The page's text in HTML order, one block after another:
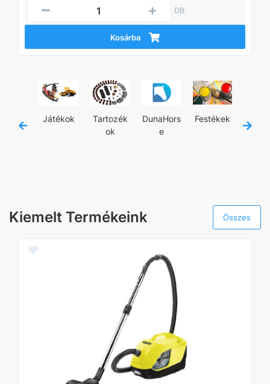
DB
Kosárba
Játékok
Tartozék
ok
DunaHors
e
Festékek
Kiemelt Termékeink Összes